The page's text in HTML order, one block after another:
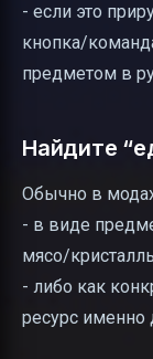
- если это
кнопка/
предметом в
Найдите
Обычно в
- в виде
мясо/
- либо как
ресурс именно